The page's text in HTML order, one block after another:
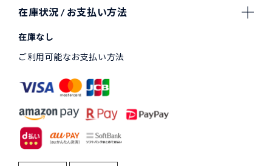
在庫状況 / お支払い方法
在庫なし
ご利用可能なお支払い方法